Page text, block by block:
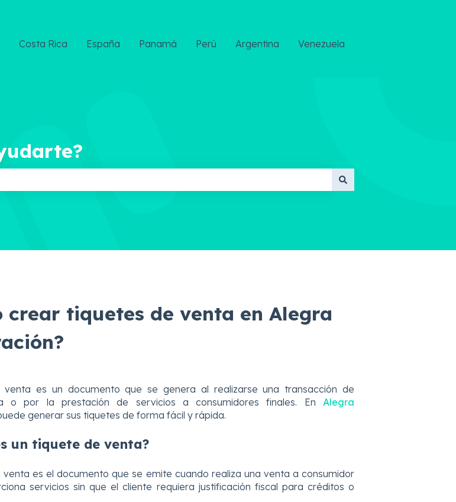
Costa Rica España Panamá Perú Argentina Venezuela
crear tiquetes de venta en Alegra
venta es un documento que se genera al realizarse una transacción de
o por la prestación de servicios a consumidores finales. En Alegra
generar sus tiquetes de forma fácil y rápida.
un tiquete de venta?
es el documento que se emite cuando realiza una venta a consumidor
servicios sin que el cliente requiera justificación fiscal para créditos o